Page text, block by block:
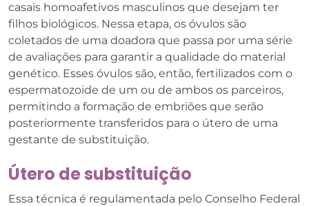
casais homoafetivos masculinos que desejam ter
filhos biológicos. Nessa etapa, os óvulos são
coletados de uma doadora que passa por uma série
de avaliações para garantir a qualidade do material
genético. Esses óvulos são, então, fertilizados com o
espermatozoide de um ou de ambos os parceiros,
permitindo a formação de embriões que serão
posteriormente transferidos para o útero de uma
gestante de substituição.
Útero de substituição
Essa técnica é regulamentada pelo Conselho Federal